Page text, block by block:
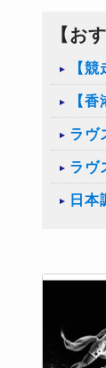
【お
【
【
ラヴ
ラヴ
日本